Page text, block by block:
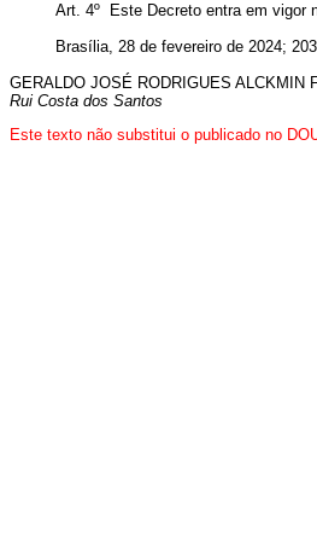
Art. 4º Este Decreto entra em vigor
Brasília, 28 de fevereiro de 2024;
GERALDO JOSÉ RODRIGUES ALCKMIN
Rui Costa dos Santos
Este texto não substitui o publicado no